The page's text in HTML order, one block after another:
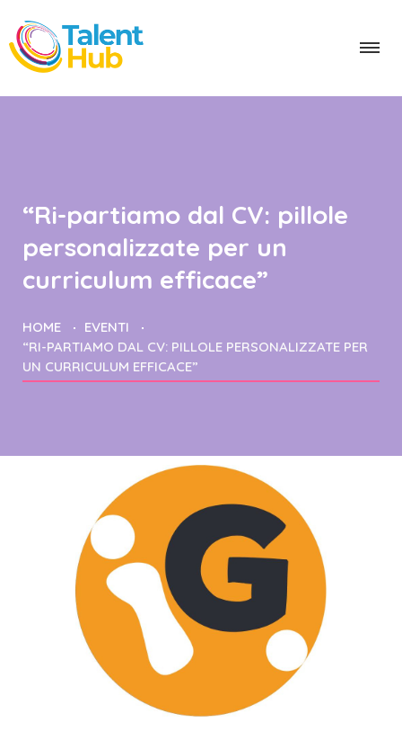
“Ri-partiamo dal CV: pillole
personalizzate per un
curriculum efficace”
HOME
EVENTI
“RI-PARTIAMO DAL CV: PILLOLE PERSONALIZZATE PER
UN CURRICULUM EFFICACE”